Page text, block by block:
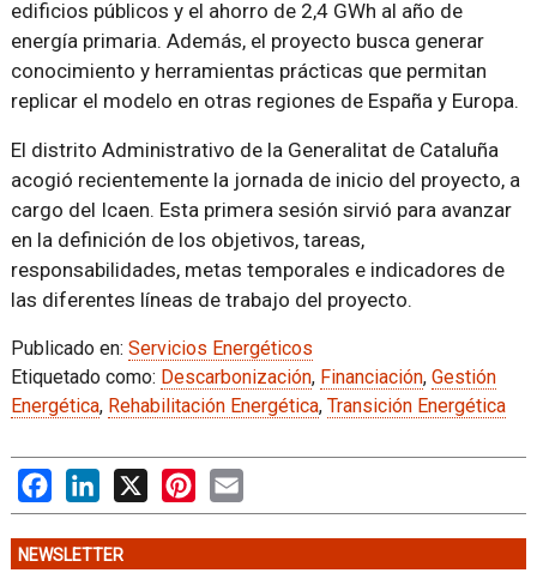
edificios públicos y el ahorro de 2,4 GWh al año de
energía primaria. Además, el proyecto busca generar
conocimiento y herramientas prácticas que permitan
replicar el modelo en otras regiones de España y Europa.
El distrito Administrativo de la Generalitat de Cataluña
acogió recientemente la jornada de inicio del proyecto, a
cargo del Icaen. Esta primera sesión sirvió para avanzar
en la definición de los objetivos, tareas,
responsabilidades, metas temporales e indicadores de
las diferentes líneas de trabajo del proyecto.
Publicado en: Servicios Energéticos
Etiquetado como: Descarbonización, Financiación, Gestión
Energética, Rehabilitación Energética, Transición Energética
FacebookLinkedIn
X PinterestEmail
NEWSLETTER